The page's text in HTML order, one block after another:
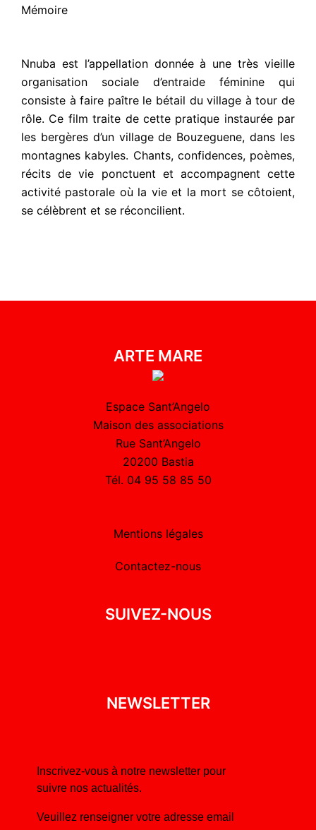
Mémoire
Nnuba est l’appellation donnée à une très vieille
organisation sociale d’entraide féminine qui
consiste à faire paître le bétail du village à tour de
rôle. Ce film traite de cette pratique instaurée par
les bergères d’un village de Bouzeguene, dans les
montagnes kabyles. Chants, confidences, poèmes,
récits de vie ponctuent et accompagnent cette
activité pastorale où la vie et la mort se côtoient,
se célèbrent et se réconcilient.
ARTE MARE
Espace Sant’Angelo
Maison des associations
Rue Sant’Angelo
20200 Bastia
Tél. 04 95 58 85 50
Mentions légales
Contactez-nous
SUIVEZ-NOUS
NEWSLETTER
Inscrivez-vous à notre newsletter pour
suivre nos actualités.
Veuillez renseigner votre adresse email